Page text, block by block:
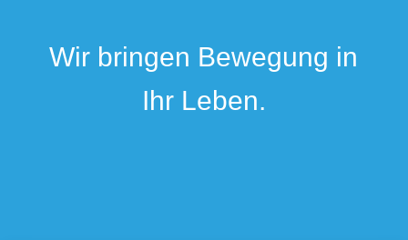
Wir bringen Bewegung in
Ihr Leben.